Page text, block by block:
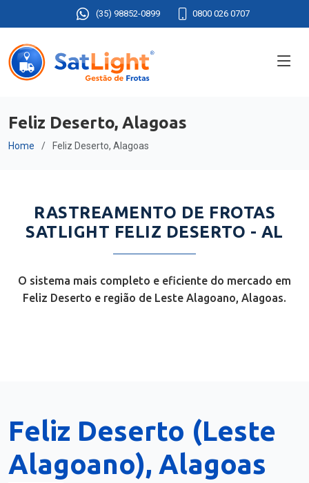
(35) 98852-0899 0800 026 0707
Feliz Deserto, Alagoas
Home Feliz Deserto, Alagoas
RASTREAMENTO DE FROTAS
SATLIGHT FELIZ DESERTO - AL
O sistema mais completo e eficiente do mercado em
Feliz Deserto e região de Leste Alagoano, Alagoas.
Feliz Deserto (Leste
Alagoano), Alagoas